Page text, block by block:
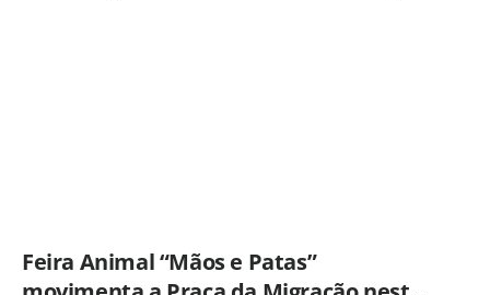
Feira Animal “Mãos e Patas”